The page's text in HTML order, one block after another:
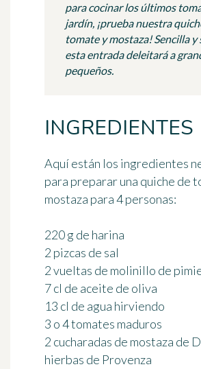
para cocinar los últimos
jardín, ¡prueba nuestra
tomate y mostaza! Sencilla y
esta entrada deleitará a
pequeños.
INGREDIENTES
Aquí están los ingredientes
para preparar una quiche de
mostaza para 4 personas:
220 g de harina
2 pizcas de sal
2 vueltas de molinillo de
7 cl de aceite de oliva
13 cl de agua hirviendo
3 o 4 tomates maduros
2 cucharadas de mostaza de
hierbas de Provenza